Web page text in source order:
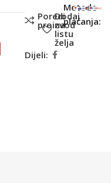
Poredi
proizvod
Dodaj
na
listu
želja
Dijeli:
Metode
plaćanja: